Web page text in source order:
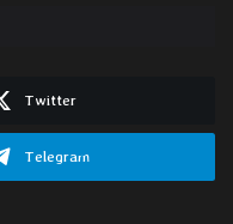
Twitter
Telegram